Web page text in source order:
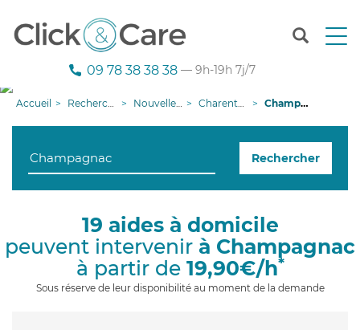
T
n
g
i
09 78 38 38 38 — 9h-19h 7j/7
Accueil Recherche aide à domicile Nouvelle-Aquitaine Charente-Maritime Champagnac
Rechercher
19 aides à domicile
peuvent intervenir à Champagnac
à partir de 19,90€/h*
Sous réserve de leur disponibilité au moment de la demande